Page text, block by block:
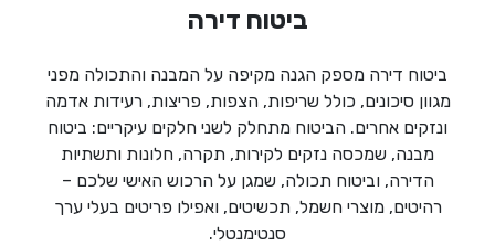
ביטוח דירה
ביטוח דירה מספק הגנה מקיפה על המבנה והתכולה מפני
מגוון סיכונים, כולל שריפות, הצפות, פריצות, רעידות אדמה
ונזקים אחרים. הביטוח מתחלק לשני חלקים עיקריים: ביטוח
מבנה, שמכסה נזקים לקירות, תקרה, חלונות ותשתיות
הדירה, וביטוח תכולה, שמגן על הרכוש האישי שלכם –
רהיטים, מוצרי חשמל, תכשיטים, ואפילו פריטים בעלי ערך
סנטימנטלי.